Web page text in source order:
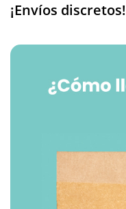
¡Envíos discretos!